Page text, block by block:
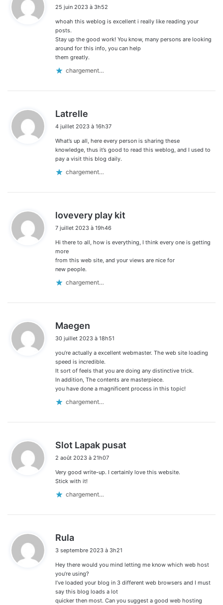
25 juin 2023 à 3h52
whoah this weblog is excellent i really like reading your
posts.
Stay up the good work! You know, many persons are looking
around for this info, you can help
them greatly.
chargement…
Latrelle
t
:
4 juillet 2023 à 16h37
What’s up all, here every person is sharing these
knowledge, thus it’s good to read this weblog, and I used to
pay a visit this blog daily.
chargement…
lovevery play kit
7 juillet 2023 à 19h46
Hi there to all, how is everything, I think every one is getting
more
from this web site, and your views are nice for
new people.
chargement…
Maegen
t
:
30 juillet 2023 à 18h51
you’re actually a excellent webmaster. The web site loading
speed is incredible.
It sort of feels that you are doing any distinctive trick.
In addition, The contents are masterpiece.
you have done a magnificent process in this topic!
chargement…
Slot Lapak pusat
2 août 2023 à 21h07
Very good write-up. I certainly love this website.
Stick with it!
chargement…
Rula
t
:
3 septembre 2023 à 3h21
Hey there would you mind letting me know which web host
you’re using?
I’ve loaded your blog in 3 different web browsers and I must
say this blog loads a lot
quicker then most. Can you suggest a good web hosting